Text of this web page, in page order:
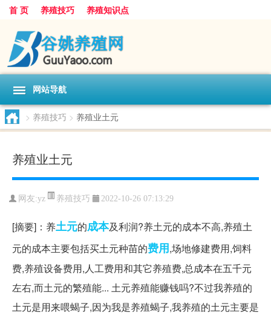
首 页 养殖技巧 养殖知识点
网站导航
> 养殖技巧 > 养殖业土元
养殖业土元
网友:yz 养殖技巧 2022-10-26 07:13:29
[摘要]：养土元的成本及利润?养土元的成本不高,养殖土
元的成本主要包括买土元种苗的费用,场地修建费用,饲料
费,养殖设备费用,人工费用和其它养殖费,总成本在五千元
左右,而土元的繁殖能... 土元养殖能赚钱吗?不过我养殖的
土元是用来喂蝎子,因为我是养殖蝎子,我养殖的土元主要是